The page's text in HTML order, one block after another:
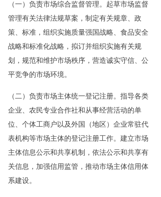
（一）负责市场综合监督管理。起草市场监督
管理有关法律法规草案，制定有关规章、政
策、标准，组织实施质量强国战略、食品安全
战略和标准化战略，拟订并组织实施有关规
划，规范和维护市场秩序，营造诚实守信、公
平竞争的市场环境。
（二）负责市场主体统一登记注册。指导各类
企业、农民专业合作社和从事经营活动的单
位、个体工商户以及外国（地区）企业常驻代
表机构等市场主体的登记注册工作。建立市场
主体信息公示和共享机制，依法公示和共享有
关信息，加强信用监管，推动市场主体信用体
系建设。